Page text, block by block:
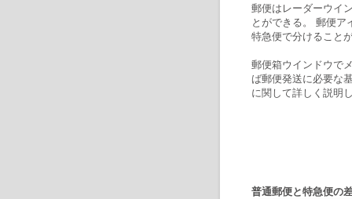
郵便はレーダーウイ
とができる。 郵便ア
特急便で分けること
郵便箱ウインドウで
ば郵便発送に必要な
に関して詳しく説明
普通郵便と特急便の